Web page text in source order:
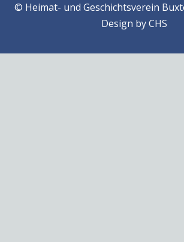
© Heimat- und Geschichtsverein
Design byCHS